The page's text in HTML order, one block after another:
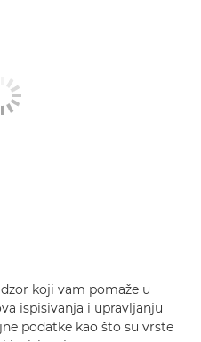
koji vam pomaže u
ispisivanja i upravljanju
podatke kao što su vrste